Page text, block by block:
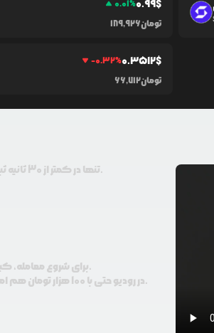
0.01%0.99$
189,926تومان
-0.32%0.3512$
66,712تومان
تنها در کمتر از 30 ثانیه ثبت‌نام و احراز هویت خود را تکمیل کنید.
برای شروع معامله، کیف پول خود را به میزان دلخواه شارژ کنید.
در رودیو حتی با 100 هزار تومان هم امکان معامله و خرید ارز دیجیتال وجود دارد.